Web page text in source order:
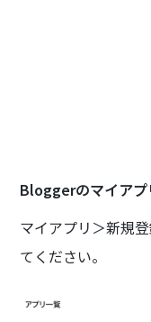
Bloggerのマイアプ
マイアプリ＞新規
てください。